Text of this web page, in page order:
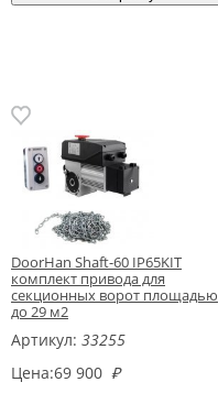
DoorHan Shaft-60 IP65KIT
комплект привода для
секционных ворот площадью
до 29 м2
Артикул: 33255
Цена:69 900 ₽